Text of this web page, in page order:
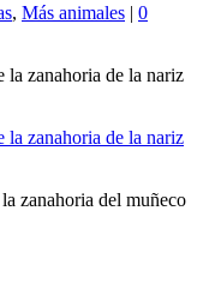
, Más animales | 0
zanahoria del muñeco